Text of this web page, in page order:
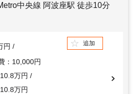
中央線 阿波座駅 徒歩10分
円
：10,000円
10.8万円
10.8万円
追加